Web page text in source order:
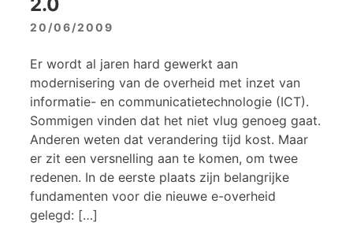
20/06/2009
Er wordt al jaren hard gewerkt aan
modernisering van de overheid met inzet van
informatie- en communicatietechnologie (ICT).
Sommigen vinden dat het niet vlug genoeg gaat.
Anderen weten dat verandering tijd kost. Maar
er zit een versnelling aan te komen, om twee
redenen. In de eerste plaats zijn belangrijke
fundamenten voor die nieuwe e-overheid
gelegd: […]